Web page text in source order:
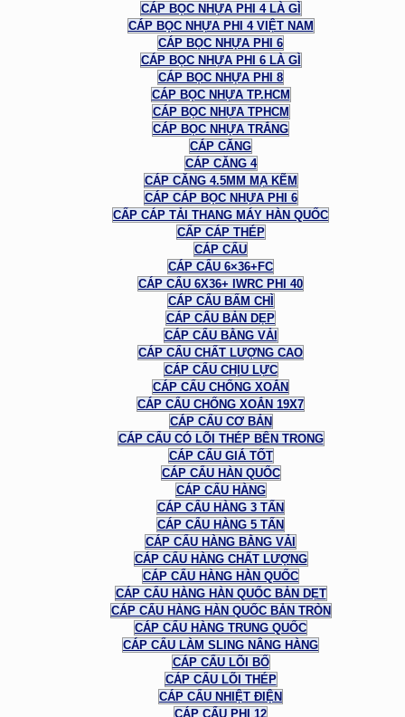
CÁP BỌC NHỰA PHI 4 LÀ GÌ
CÁP BỌC NHỰA PHI 4 VIỆT NAM
CÁP BỌC NHỰA PHI 6
CÁP BỌC NHỰA PHI 6 LÀ GÌ
CÁP BỌC NHỰA PHI 8
CÁP BỌC NHỰA TP.HCM
CÁP BỌC NHỰA TPHCM
CÁP BỌC NHỰA TRẮNG
CÁP CĂNG
CÁP CĂNG 4
CÁP CĂNG 4.5MM MẠ KẼM
CÁP CÁP BỌC NHỰA PHI 6
CẤP CÁP TẢI THANG MÁY HÀN QUỐC
CẤP CÁP THÉP
CÁP CẨU
CÁP CẨU 6×36+FC
CÁP CẨU 6X36+ IWRC PHI 40
CÁP CẨU BẤM CHÌ
CÁP CẨU BẢN DẸP
CÁP CẨU BẰNG VẢI
CÁP CẨU CHẤT LƯỢNG CAO
CÁP CẨU CHỊU LỰC
CÁP CẨU CHỐNG XOẮN
CÁP CẨU CHỐNG XOẮN 19X7
CÁP CẨU CƠ BẢN
CÁP CẨU CÓ LÕI THÉP BÊN TRONG
CÁP CẨU GIÁ TỐT
CÁP CẨU HÀN QUỐC
CÁP CẨU HÀNG
CÁP CẨU HÀNG 3 TẤN
CÁP CẨU HÀNG 5 TẤN
CÁP CẨU HÀNG BẰNG VẢI
CÁP CẨU HÀNG CHẤT LƯỢNG
CÁP CẨU HÀNG HÀN QUỐC
CÁP CẨU HÀNG HÀN QUỐC BẢN DẸT
CÁP CẨU HÀNG HÀN QUỐC BẢN TRÒN
CÁP CẨU HÀNG TRUNG QUỐC
CÁP CẨU LÀM SLING NÂNG HÀNG
CÁP CẨU LÕI BỐ
CÁP CẨU LÕI THÉP
CÁP CẨU NHIỆT ĐIỆN
CÁP CẨU PHI 12